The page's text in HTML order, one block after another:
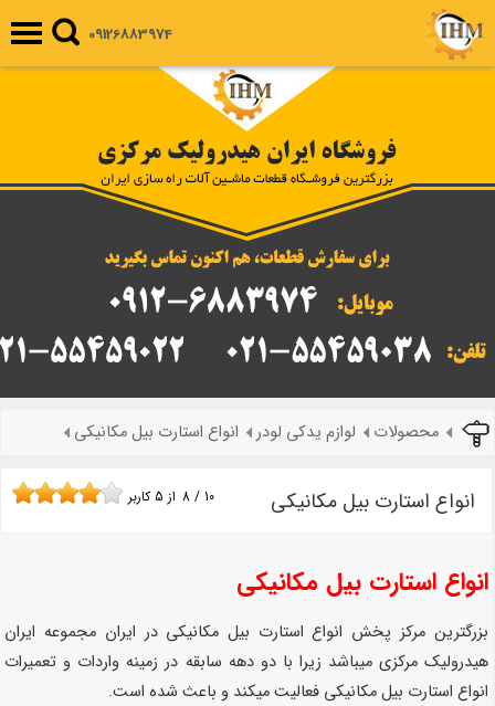
09126883974
محصولات لوازم یدکی لودر انواع استارت بیل مکانیکی
انواع استارت بیل مکانیکی 8 / 10 از 5 کاربر
انواع استارت بیل مکانیکی
بزرگترین مرکز پخش انواع استارت بیل مکانیکی در ایران مجموعه ایران
هیدرولیک مرکزی میباشد زیرا با دو دهه سابقه در زمینه واردات و تعمیرات
انواع استارت بیل مکانیکی فعالیت میکند و باعث شده است.